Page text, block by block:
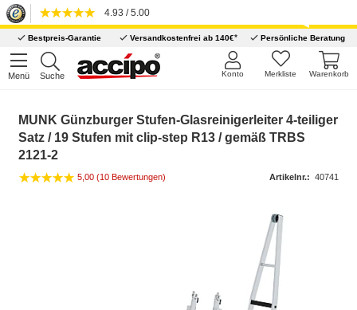
4.93 / 5.00
Bestpreis-Garantie Versandkostenfrei ab 140€* Persönliche Beratung
Menü Suche Warenkorb
Merkliste
Konto
MUNK Günzburger Stufen-Glasreinigerleiter 4-teiliger
Satz / 19 Stufen mit clip-step R13 / gemäß TRBS
2121-2
5,00 (10 Bewertungen) Artikelnr.: 40741